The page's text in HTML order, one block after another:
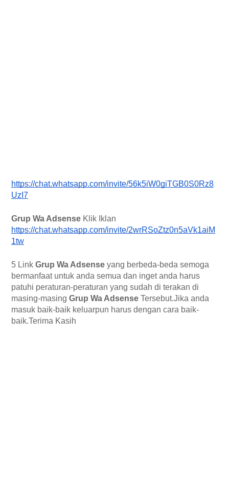
https://chat.whatsapp.com/invite/56k5iW0giTGB0S0Rz8
UzI7
Grup Wa Adsense Klik Iklan
https://chat.whatsapp.com/invite/2wrRSoZtz0n5aVk1aiM
1tw
5 Link Grup Wa Adsense yang berbeda-beda semoga
bermanfaat untuk anda semua dan inget anda harus
patuhi peraturan-peraturan yang sudah di terakan di
masing-masing Grup Wa Adsense Tersebut.Jika anda
masuk baik-baik keluarpun harus dengan cara baik-
baik.Terima Kasih